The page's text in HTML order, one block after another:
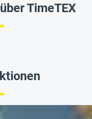
TimeTEX